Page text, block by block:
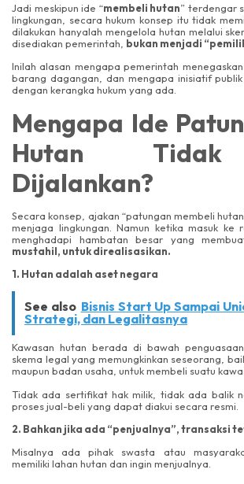
Jadi meskipun ide “membeli hutan” terdengar
lingkungan, secara hukum konsep itu tidak
dilakukan hanyalah mengelola hutan melalui
disediakan pemerintah, bukan menjadi
Inilah alasan mengapa pemerintah
barang dagangan, dan mengapa inisiatif
dengan kerangka hukum yang ada.
Mengapa Ide
Hutan
Dijalankan?
Secara konsep, ajakan “patungan membeli
menjaga lingkungan. Namun ketika masuk ke
menghadapi hambatan besar yang
mustahil, untuk direalisasikan.
1. Hutan adalah aset negara
See also Bisnis Start Up Sampai
Strategi, dan Legalitasnya
Kawasan hutan berada di bawah
skema legal yang memungkinkan seseorang,
maupun badan usaha, untuk membeli suatu
Tidak ada sertifikat hak milik, tidak ada balik
proses jual-beli yang dapat diakui secara resmi.
2. Bahkan jika ada “penjualnya”, transaksi
Misalnya ada pihak swasta atau
memiliki lahan hutan dan ingin menjualnya.